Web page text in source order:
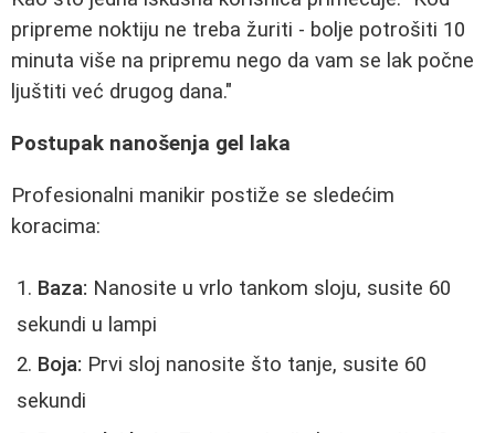
pripreme noktiju ne treba žuriti - bolje potrošiti 10
minuta više na pripremu nego da vam se lak počne
ljuštiti već drugog dana."
Postupak nanošenja gel laka
Profesionalni manikir postiže se sledećim
koracima:
Baza: Nanosite u vrlo tankom sloju, susite 60
sekundi u lampi
Boja: Prvi sloj nanosite što tanje, susite 60
sekundi